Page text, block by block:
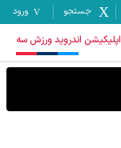
جستجو ورود
اپلیکیشن اندروید ورزش سه